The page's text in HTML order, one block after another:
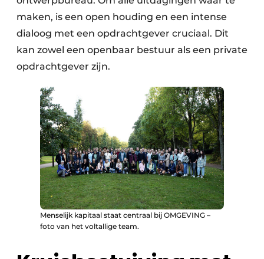
maken, is een open houding en een intense
dialoog met een opdrachtgever cruciaal. Dit
kan zowel een openbaar bestuur als een private
opdrachtgever zijn.
Menselijk kapitaal staat centraal bij OMGEVING –
foto van het voltallige team.